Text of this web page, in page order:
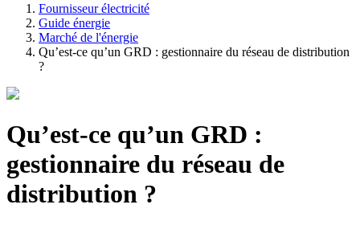
Fournisseur électricité
Guide énergie
Marché de l'énergie
Qu’est-ce qu’un GRD : gestionnaire du réseau de distribution
?
Qu’est-ce qu’un GRD :
gestionnaire du réseau de
distribution ?